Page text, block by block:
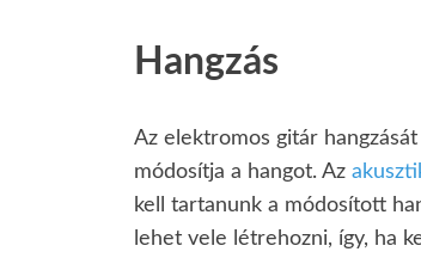
Hangzás
Az elektromos gitár
módosítja a hangot. Az
kell tartanunk a módosított
lehet vele létrehozni, így, ha